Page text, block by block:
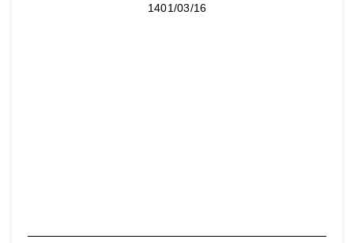
1401/03/16